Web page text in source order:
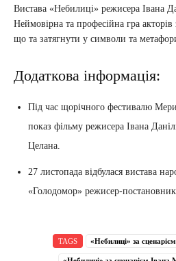
Вистава «Небилиці» режисера Івана
Неймовірна та професійна гра акторів
що та затягнути у символи та
Додаткова інформація:
Під час щорічного фестивалю
показ фільму режисера Івана
Целана.
27 листопада відбулася вистава
«Голодомор» режисер-
TAGS «Небилиці» за